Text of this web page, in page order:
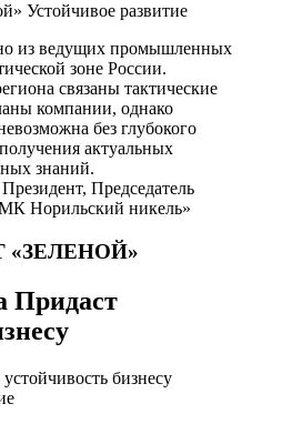
Устойчивое развитие
из ведущих промышленных
зоне России.
связаны тактические
компании, однако
без глубокого
актуальных
знаний.
Президент, Председатель
Норильский никель»
«ЗЕЛЕНОЙ»
Придаст